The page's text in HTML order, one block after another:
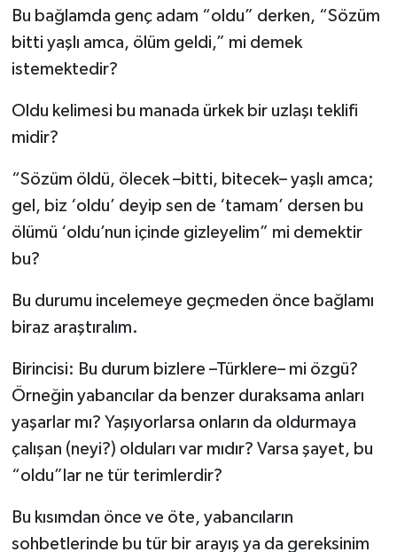
Bu bağlamda genç adam “oldu” derken, “Sözüm
bitti yaşlı amca, ölüm geldi,” mi demek
istemektedir?
Oldu kelimesi bu manada ürkek bir uzlaşı teklifi
midir?
“Sözüm öldü, ölecek –bitti, bitecek– yaşlı amca;
gel, biz ‘oldu’ deyip sen de ‘tamam’ dersen bu
ölümü ‘oldu’nun içinde gizleyelim” mi demektir
bu?
Bu durumu incelemeye geçmeden önce bağlamı
biraz araştıralım.
Birincisi: Bu durum bizlere –Türklere– mi özgü?
Örneğin yabancılar da benzer duraksama anları
yaşarlar mı? Yaşıyorlarsa onların da oldurmaya
çalışan (neyi?) olduları var mıdır? Varsa şayet, bu
“oldu”lar ne tür terimlerdir?
Bu kısımdan önce ve öte, yabancıların
sohbetlerinde bu tür bir arayış ya da gereksinim